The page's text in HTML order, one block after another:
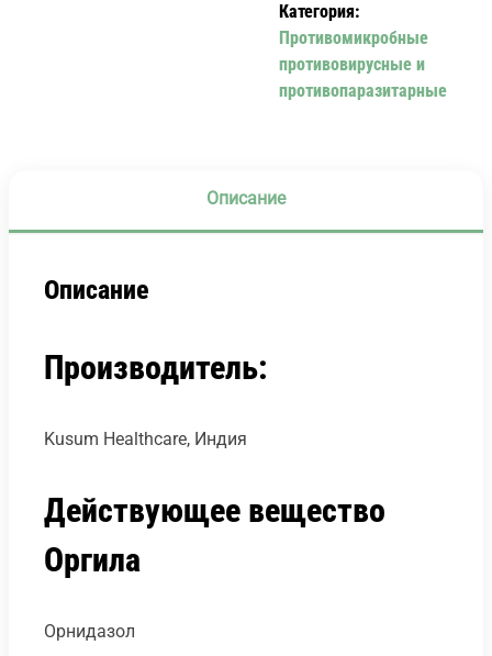
Категория:
Противомикробные
противовирусные и
противопаразитарные
Описание
Описание
Производитель:
Kusum Healthcare, Индия
Действующее вещество
Оргила
Орнидазол